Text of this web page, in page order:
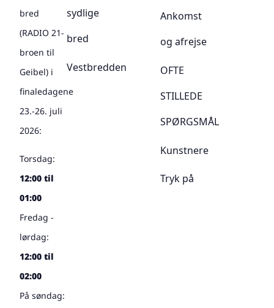
bred
(RADIO 21-
broen til
Geibel) i
finaledagene
23.-26. juli
2026:
Torsdag:
12:00 til
01:00
Fredag -
lørdag:
12:00 til
02:00
På søndag:
sydlige
bred
Vestbredden
Ankomst
og afrejse
OFTE
STILLEDE
SPØRGSMÅL
Kunstnere
Tryk på